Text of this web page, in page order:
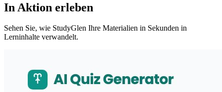
In Aktion erleben
Sehen Sie, wie StudyGlen Ihre Materialien in Sekunden in
Lerninhalte verwandelt.